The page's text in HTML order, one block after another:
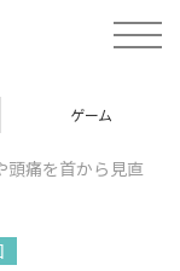
t
o
a
v
ゲーム
頭痛を首から見直